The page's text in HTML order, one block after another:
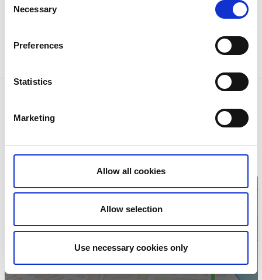
Selection
Necessary
Preferences
Statistics
Marketing
Allow all cookies
Allow selection
Use necessary cookies only
Garveriets Lerverkstad
Garverivägen 11B
Telefon:0739675190
E-post:
Klicka för att visa
karta